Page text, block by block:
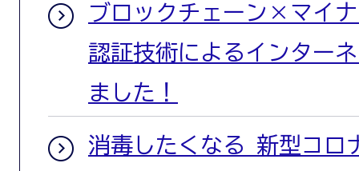
ブロックチェーン×マイ
認証技術によるインター
ました！
消毒したくなる 新型コロ